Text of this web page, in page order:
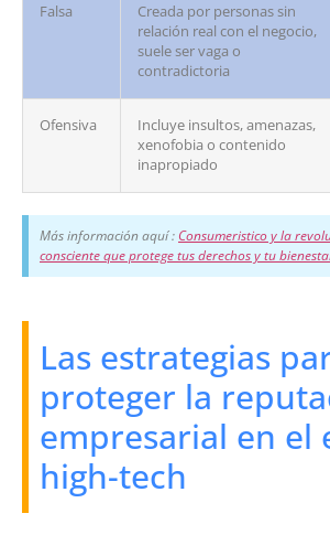
Falsa
Creada por personas sin
relación real con el negocio,
suele ser vaga o
contradictoria
Ofensiva
Incluye insultos, amenazas,
xenofobia o contenido
inapropiado
Más información aquí : Consumeristico y la
consciente que protege tus derechos y tu
Las estrategias
proteger la
empresarial en el
high-tech